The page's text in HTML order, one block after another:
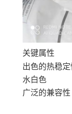
关键属性
出色的热稳
水白色
广泛的兼容性